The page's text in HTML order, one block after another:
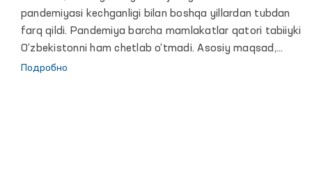
Eshmatovaning 2020 yildagi faoliyati
to‘g‘risidagi hisoboti yuzasidan maʼruzasi
pandemiyasi kechganligi bilan boshqa yillardan tubdan
farq qildi. Pandemiya barcha mamlakatlar qatori tabiiyki
O‘zbekistonni ham chetlab o‘tmadi. Asosiy maqsad,
insonlarni hayotini saqlab qolish va mamlakat
Подробно